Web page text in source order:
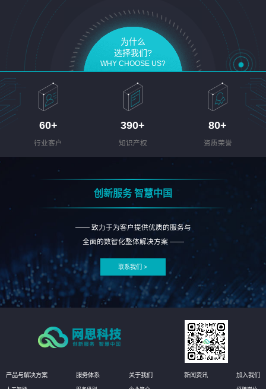
为什么
选择我们?
WHY CHOOSE US?
60+
行业客户
390+
知识产权
80+
资质荣誉
创新服务 智慧中国
—— 致力于为客户提供优质的服务与
全面的数智化整体解决方案 ——
联系我们 >
产品与解决方案 服务体系 关于我们 新闻资讯 加入我们